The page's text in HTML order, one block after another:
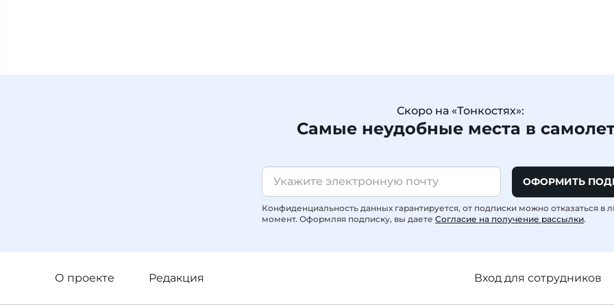
Скоро на «Тонкостях»:
Самые неудобные места в
ОФОРМИТЬ
Конфиденциальность данных гарантируется, от подписки можно отказаться в
момент. Оформляя подписку, вы даете Согласие на получение рассылки.
О проекте Редакция Вход для сотрудников